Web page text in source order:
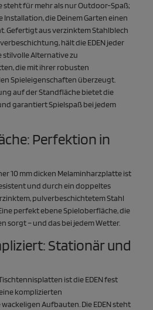
steht für mehr als nur Outdoor-Spaß;
Installation, die Deinem Garten einen
Gefertigt aus verzinktem Stahlblech
hält die EDEN jeder
stilvolle Alternative zu
die mit ihrer robusten
Spieleigenschaften überzeugt.
auf der Standfläche bietet die
garantiert Spielspaß bei jedem
Perfektion in
10 mm dicken Melaminharzplatte ist
und durch ein doppeltes
pulverbeschichtetem Stahl
perfekt ebene Spieloberfläche, die
sorgt – und das bei jedem Wetter.
Stationär und
ist die EDEN fest
komplizierten
Aufbauten. Die EDEN steht